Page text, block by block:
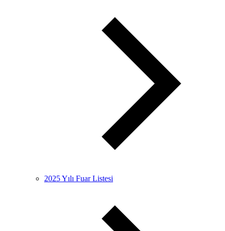
2025 Yılı Fuar Listesi